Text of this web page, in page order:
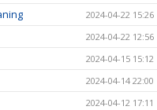
2024-04-22 15:26
2024-04-22 12:56
2024-04-15 15:12
2024-04-14 22:00
2024-04-12 17:11